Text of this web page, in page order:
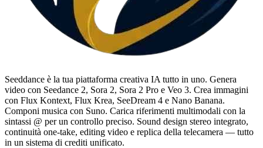
Seeddance è la tua piattaforma creativa IA tutto in uno. Genera
video con Seedance 2, Sora 2, Sora 2 Pro e Veo 3. Crea immagini
con Flux Kontext, Flux Krea, SeeDream 4 e Nano Banana.
Componi musica con Suno. Carica riferimenti multimodali con la
sintassi @ per un controllo preciso. Sound design stereo integrato,
continuità one-take, editing video e replica della telecamera — tutto
in un sistema di crediti unificato.